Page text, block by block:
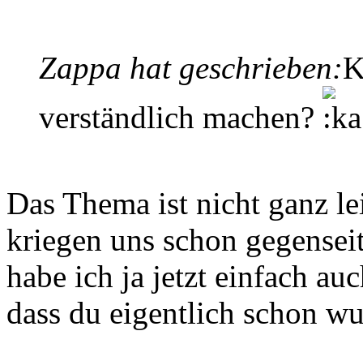
Zappa hat geschrieben:
verständlich machen?
Das Thema ist nicht ganz
kriegen uns schon
habe ich ja jetzt einfach
dass du eigentlich schon